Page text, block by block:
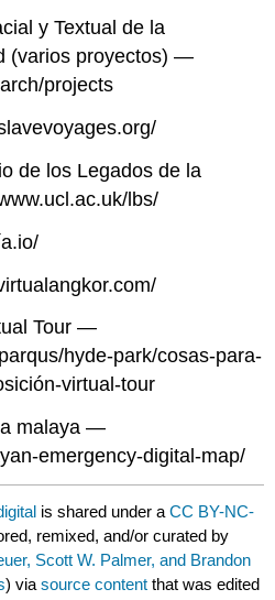
y Textual de la
(varios proyectos) —
projects
de los Legados de la
lbs/
Tour —
hyde-park/cosas-para-
virtual-tour
malaya —
emergency-digital-map/
is shared under aCC BY-NC-
remixed, and/or curated by
Scott W. Palmer, and Brandon
) viasource content that was edited